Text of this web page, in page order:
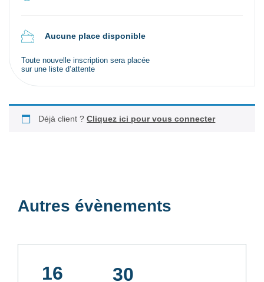
Aucune place disponible
Toute nouvelle inscription sera placée
sur une liste d’attente
Déjà client ?Cliquez ici pour vous connecter
Autres évènements
16 30